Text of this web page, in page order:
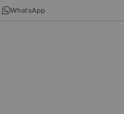
WhatsApp